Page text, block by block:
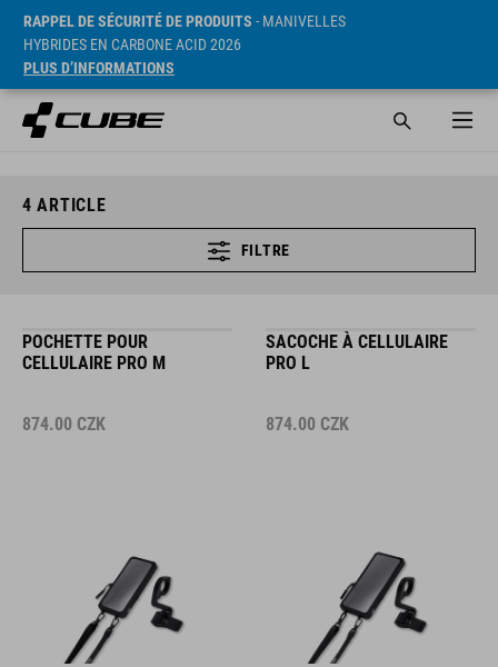
RAPPEL DE SÉCURITÉ DE PRODUITS - MANIVELLES
HYBRIDES EN CARBONE ACID 2026
PLUS D’INFORMATIONS
4 ARTICLE
FILTRE
POCHETTE POUR
CELLULAIRE PRO M
874.00 CZK
SACOCHE À CELLULAIRE
PRO L
874.00 CZK